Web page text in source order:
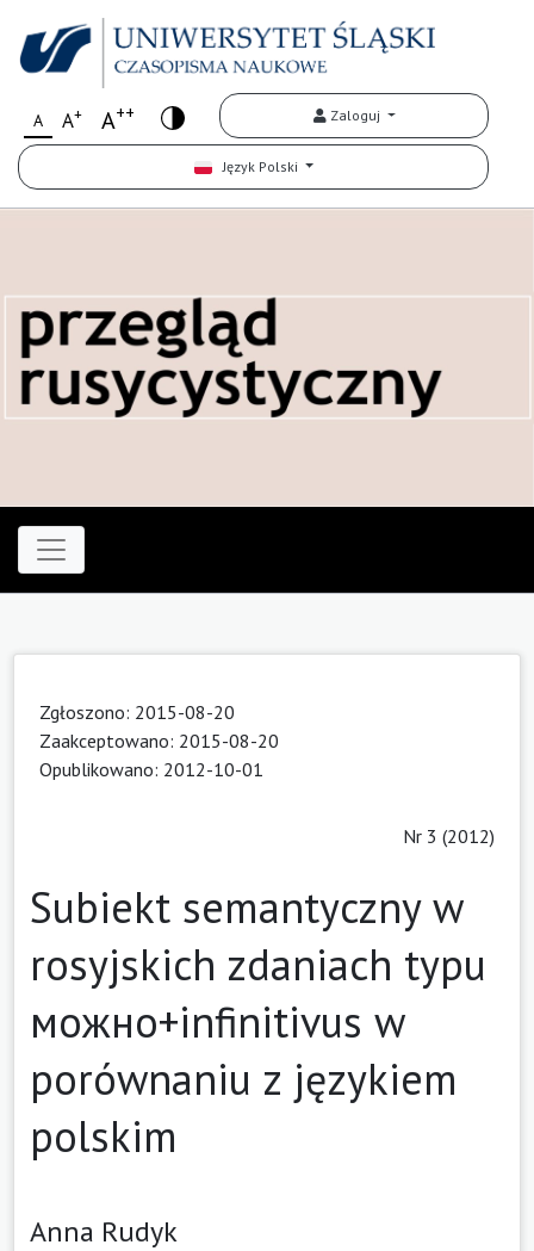
A A+ A++ Zaloguj
Język Polski
Zgłoszono: 2015-08-20
Zaakceptowano: 2015-08-20
Opublikowano: 2012-10-01
Nr 3 (2012)
Subiekt semantyczny w
rosyjskich zdaniach typu
мож­но+infinitivus w
porównaniu z językiem
polskim
Anna Rudyk